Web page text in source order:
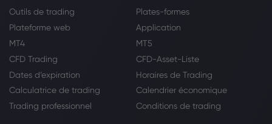
Outils de trading
Plates-formes
Plateforme web
Application
MT4
MT5
CFD Trading
CFD-Asset-Liste
Dates d’expiration
Horaires de Trading
Calculatrice de trading
Calendrier économique
Trading professionnel
Conditions de trading